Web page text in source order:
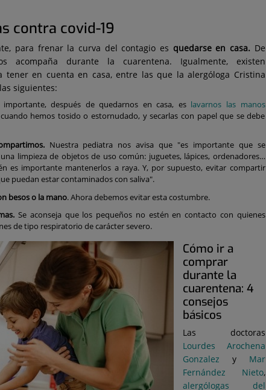
contra covid-19
para frenar la curva del contagio es quedarse en casa. De
durante la cuarentena. Igualmente, existen
tener en cuenta en casa, entre las que la alergóloga Cristina
siguientes:
importante, después de quedarnos en casa, es lavarnos las manos
hemos tosido o estornudado, y secarlas con papel que se debe
Nuestra pediatra nos avisa que "es importante que se
limpieza de objetos de uso común: juguetes, lápices, ordenadores…
es importante mantenerlos a raya. Y, por supuesto, evitar compartir
puedan estar contaminados con saliva".
besos o la mano. Ahora debemos evitar esta costumbre.
Se aconseja que los pequeños no estén en contacto con quienes
de tipo respiratorio de carácter severo.
Cómo ir a
comprar
durante la
cuarentena: 4
consejos
básicos
Las doctoras
Lourdes Arochena
Gonzalez y Mar
Fernández Nieto,
alergólogas del